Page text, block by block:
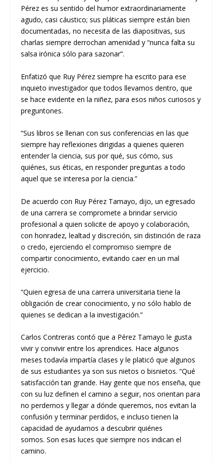
Pérez es su sentido del humor extraordinariamente
agudo, casi cáustico; sus pláticas siempre están bien
documentadas, no necesita de las diapositivas, sus
charlas siempre derrochan amenidad y “nunca falta su
salsa irónica sólo para sazonar”.
Enfatizó que Ruy Pérez siempre ha escrito para ese
inquieto investigador que todos llevamos dentro, que
se hace evidente en la niñez, para esos niños curiosos y
preguntones.
“Sus libros se llenan con sus conferencias en las que
siempre hay reflexiones dirigidas a quienes quieren
entender la ciencia, sus por qué, sus cómo, sus
quiénes, sus éticas, en responder preguntas a todo
aquel que se interesa por la ciencia.”
De acuerdo con Ruy Pérez Tamayo, dijo,un egresado
de una carrera se compromete a brindar servicio
profesional a quien solicite de apoyo y colaboración,
con honradez, lealtad y discreción, sin distinción de raza
o credo, ejerciendo el compromiso siempre de
compartir conocimiento, evitando caer en un mal
ejercicio.
“Quien egresa de una carrera universitaria tiene la
obligación de crear conocimiento, y no sólo hablo de
quienes se dedican a la investigación.”
Carlos Contreras contó quea Pérez Tamayo le gusta
vivir y convivir entre los aprendices. Hace algunos
meses todavía impartía clases y le platicó que algunos
de sus estudiantes ya son sus nietos o bisnietos. “Qué
satisfacción tan grande. Hay gente que nos enseña, que
con su luz definen el camino a seguir, nos orientan para
no perdernos y llegar a dónde queremos, nos evitan la
confusión y terminar perdidos,e incluso tienen la
capacidad de ayudarnos a descubrirquiénes
somos. Son esas luces que siempre nos indican el
camino.